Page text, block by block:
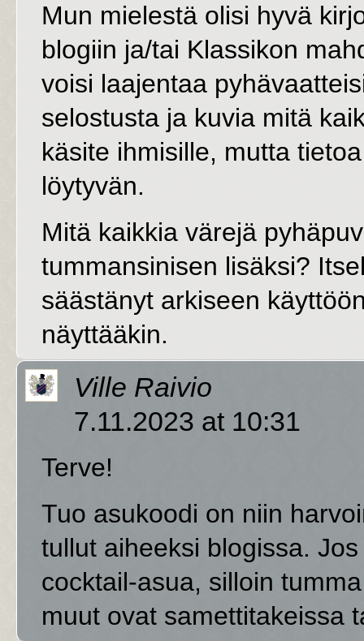
Mun mielestä olisi hyvä
blogiin ja/tai Klassikon
voisi laajentaa
selostusta ja kuvia mitä
käsite ihmisille, mutta
löytyvän.
Mitä kaikkia värejä
tummansinisen lisäksi?
säästänyt arkiseen
näyttääkin.
Ville Raivio
7.11.2023 at 10:31
Terve!
Tuo asukoodi on niin
tullut aiheeksi blogissa.
cocktail-asua, silloin
muut ovat samettitakeissa